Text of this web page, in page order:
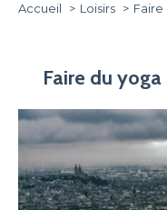
Accueil Loisirs Faire
Faire du